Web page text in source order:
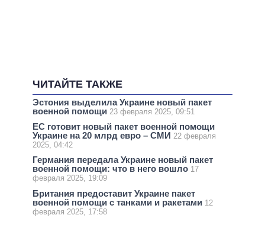
ЧИТАЙТЕ ТАКЖЕ
Эстония выделила Украине новый пакет
военной помощи 23 февраля 2025, 09:51
ЕС готовит новый пакет военной помощи
Украине на 20 млрд евро – СМИ 22 февраля
2025, 04:42
Германия передала Украине новый пакет
военной помощи: что в него вошло 17
февраля 2025, 19:09
Британия предоставит Украине пакет
военной помощи с танками и ракетами 12
февраля 2025, 17:58